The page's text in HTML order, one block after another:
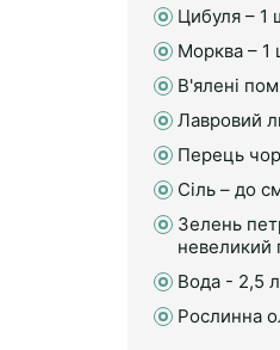
Цибуля – 1
Морква – 1
В'ялені
Лавровий
Перець
Сіль – до
Зелень
невеликий
Вода - 2,5
Рослинна